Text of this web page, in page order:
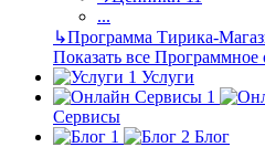
...
↳Программа Тирика-
Показать все Программное
Услуги
Сервисы
Блог